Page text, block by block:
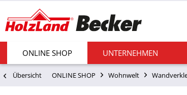
ONLINE SHOP UNTERNEHMEN
Übersicht ONLINE SHOP Wohnwelt